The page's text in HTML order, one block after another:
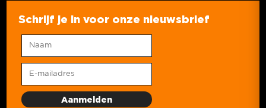
Schrijf je in voor onze nieuwsbrief